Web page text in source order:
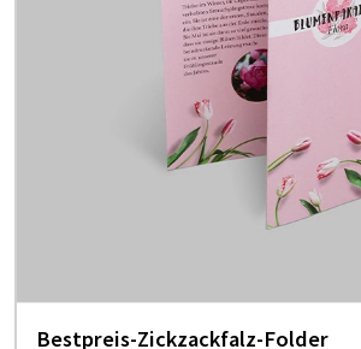
Bestpreis-Zickzackfalz-Folder